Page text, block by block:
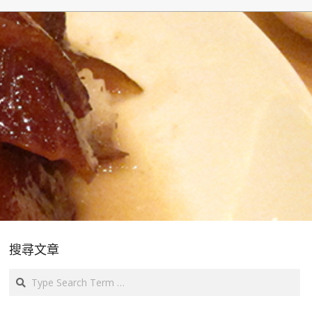
搜尋文章
Search